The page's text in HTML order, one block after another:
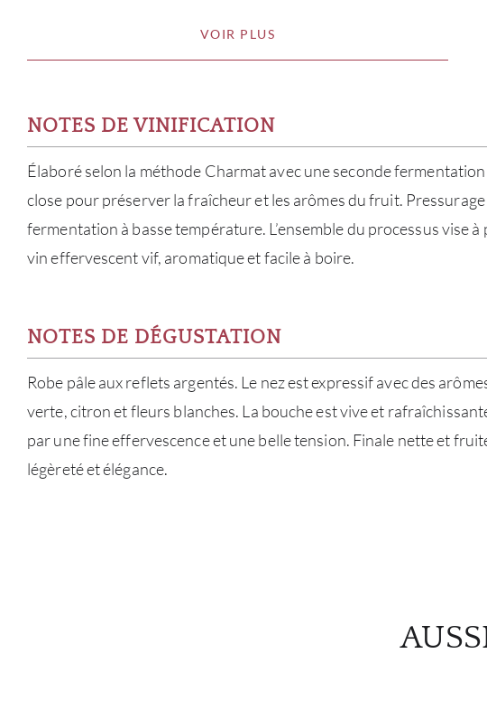
VOIR PLUS
NOTES DE VINIFICATION
Élaboré selon la méthode Charmat avec une seconde
close pour préserver la fraîcheur et les arômes du fruit.
fermentation à basse température. L’ensemble du processus vise
vin effervescent vif, aromatique et facile à boire.
NOTES DE DÉGUSTATION
Robe pâle aux reflets argentés. Le nez est expressif avec des
verte, citron et fleurs blanches. La bouche est vive et
par une fine effervescence et une belle tension. Finale nette et
légèreté et élégance.